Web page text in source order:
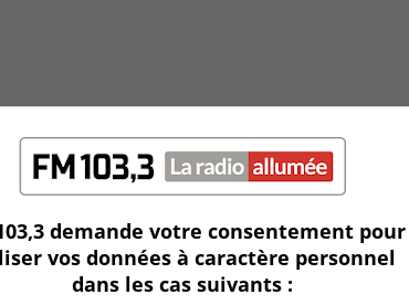
demande votre consentement pour
vos données à caractère personnel
dans les cas suivants :